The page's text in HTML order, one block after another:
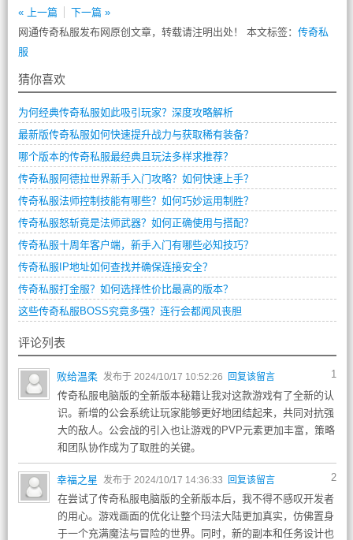
« 上一篇
下一篇 »
网通传奇私服发布网原创文章，转载请注明出处！ 本文标签： 传奇私
服
猜你喜欢
为何经典传奇私服如此吸引玩家？深度攻略解析
最新版传奇私服如何快速提升战力与获取稀有装备？
哪个版本的传奇私服最经典且玩法多样求推荐？
传奇私服阿德拉世界新手入门攻略？如何快速上手？
传奇私服法师控制技能有哪些？如何巧妙运用制胜？
传奇私服怒斩竟是法师武器？如何正确使用与搭配？
传奇私服十周年客户端，新手入门有哪些必知技巧？
传奇私服IP地址如何查找并确保连接安全？
传奇私服打金服？如何选择性价比最高的版本？
这些传奇私服BOSS究竟多强？连行会都闻风丧胆
评论列表
1
败给温柔 发布于 2024/10/17 10:52:26 回复该留言
传奇私服电脑版的全新版本秘籍让我对这款游戏有了全新的认
识。新增的公会系统让玩家能够更好地团结起来，共同对抗强
大的敌人。公会战的引入也让游戏的PVP元素更加丰富，策略
和团队协作成为了取胜的关键。
2
幸福之星 发布于 2024/10/17 14:36:33 回复该留言
在尝试了传奇私服电脑版的全新版本后，我不得不感叹开发者
的用心。游戏画面的优化让整个玛法大陆更加真实，仿佛置身
于一个充满魔法与冒险的世界。同时，新的副本和任务设计也